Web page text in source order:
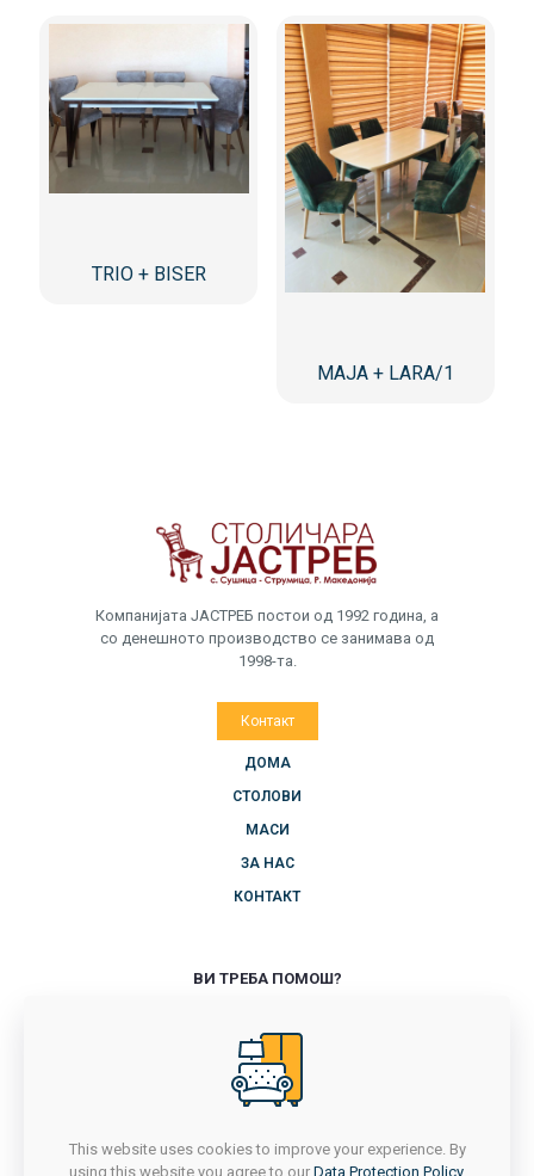
TRIO + BISER
MAJA + LARA/1
Компанијата ЈАСТРЕБ постои од 1992 година, а
со денешното производство се занимава од
1998-та.
Контакт
ДОМА
СТОЛОВИ
МАСИ
ЗА НАС
КОНТАКТ
ВИ ТРЕБА ПОМОШ?
ПОНЕДЕЛНИК-ПЕТОК
7Ч - 16Ч
НЕДЕЛА
This website uses cookies to improve your experience. By
using this website you agree to our Data Protection Policy.